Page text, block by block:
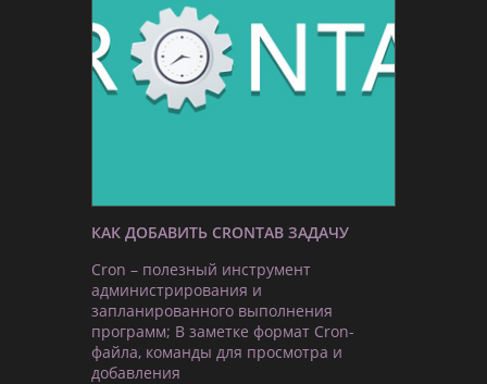
КАК ДОБАВИТЬ CRONTAB ЗАДАЧУ
Cron – полезный инструмент
администрирования и
запланированного выполнения
программ; В заметке формат Cron-
файла, команды для просмотра и
добавления